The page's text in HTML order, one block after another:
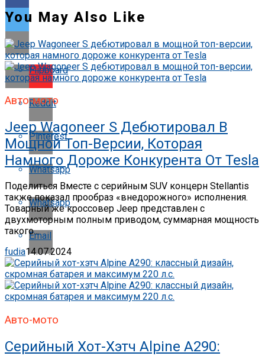
Flipboard
Reddit
Pinterest
Whatsapp
Whatsapp
Email
You May Also Like
Авто-мото
Jeep Wagoneer S Дебютировал В
Мощной Топ-Версии, Которая
Намного Дороже Конкурента От Tesla
Поделиться Вместе с серийным SUV концерн Stellantis
также показал прообраз «внедорожного» исполнения.
Товарный же кроссовер Jeep представлен с
двухмоторным полным приводом, суммарная мощность
такого...
fudia14.07.2024
Авто-мото
Серийный Хот-Хэтч Alpine A290: